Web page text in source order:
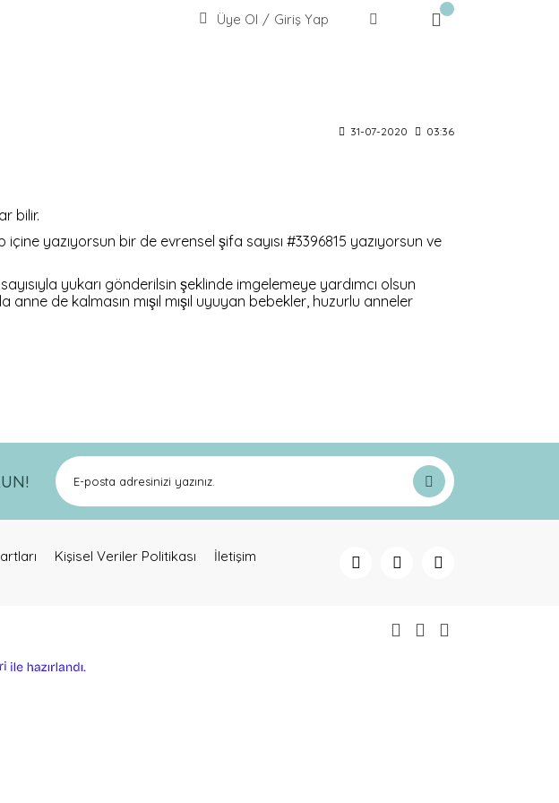
Üye Ol / Giriş Yap
31-07-2020 03:36
bilir.
içine yazıyorsun bir de evrensel şifa sayısı #3396815 yazıyorsun ve
yukarı gönderilsin şeklinde imgelemeye yardımcı olsun
de kalmasın mışıl mışıl uyuyan bebekler, huzurlu anneler
Kişisel Veriler Politikası İletişim
e-